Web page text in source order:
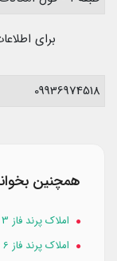
برای
09936974518
همچنین
املاک پرند فاز 3 - مسکن ملی پروژه ۱۶۸ واحدی امام حسن
املاک پرند فاز 6 - کیسون - زون ۶